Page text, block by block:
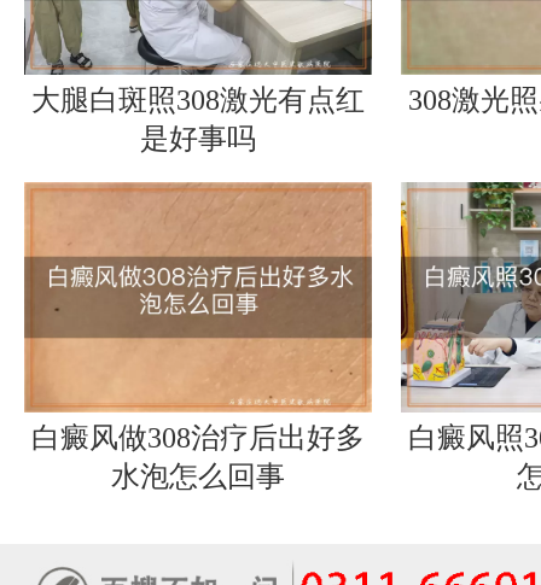
大腿白斑照308激光有点红
是好事吗
308激光
白癜风做308治疗后出好多
水泡怎么回事
白癜风照